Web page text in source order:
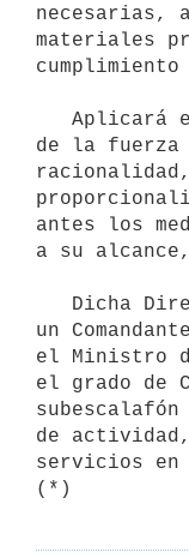
necesarias,
materiales
de la
antes los
a su
un
el Ministro
el grado de
de
servicios en
(*)